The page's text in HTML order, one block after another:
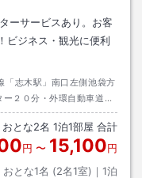
ーサービスあり。お客
ビジネス・観光に便利
「志木駅」南口左側池袋方
２０分・外環自動車道和
おとな2名 1泊1部屋 合計
円 〜 15,100円
おとな1名 (2名1室)｜ 1泊